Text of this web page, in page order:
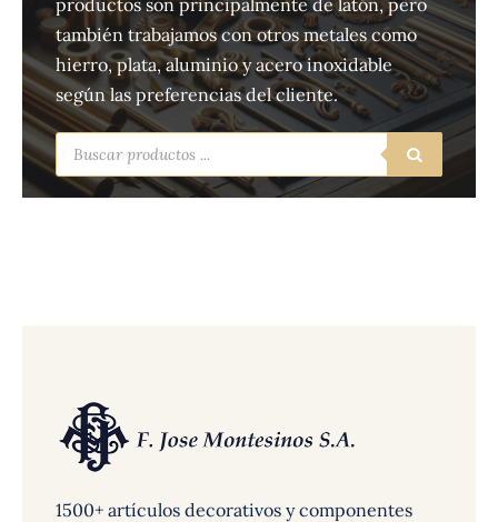
productos son principalmente de latón, pero
también trabajamos con otros metales como
hierro, plata, aluminio y acero inoxidable
según las preferencias del cliente.
Búsqueda
de
productos
1500+ artículos decorativos y componentes